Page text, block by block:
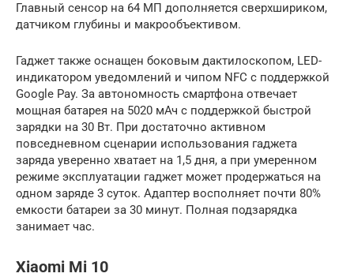
Главный сенсор на 64 МП дополняется сверхшириком,
датчиком глубины и макрообъективом.
Гаджет также оснащен боковым дактилоскопом, LED-
индикатором уведомлений и чипом NFC с поддержкой
Google Pay. За автономность смартфона отвечает
мощная батарея на 5020 мАч с поддержкой быстрой
зарядки на 30 Вт. При достаточно активном
повседневном сценарии использования гаджета
заряда уверенно хватает на 1,5 дня, а при умеренном
режиме эксплуатации гаджет может продержаться на
одном заряде 3 суток. Адаптер восполняет почти 80%
емкости батареи за 30 минут. Полная подзарядка
занимает час.
Xiaomi Mi 10